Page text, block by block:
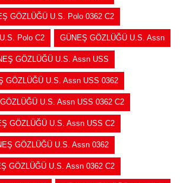
GÖZLÜĞÜ U.S. Polo 0362 C2
Polo C2 GÜNEŞ GÖZLÜĞÜ U.S. Assn
GÖZLÜĞÜ U.S. Assn USS
GÖZLÜĞÜ U.S. Assn USS 0362
U.S. Assn USS 0362 C2
GÖZLÜĞÜ U.S. Assn USS C2
GÖZLÜĞÜ U.S. Assn 0362
GÖZLÜĞÜ U.S. Assn 0362 C2